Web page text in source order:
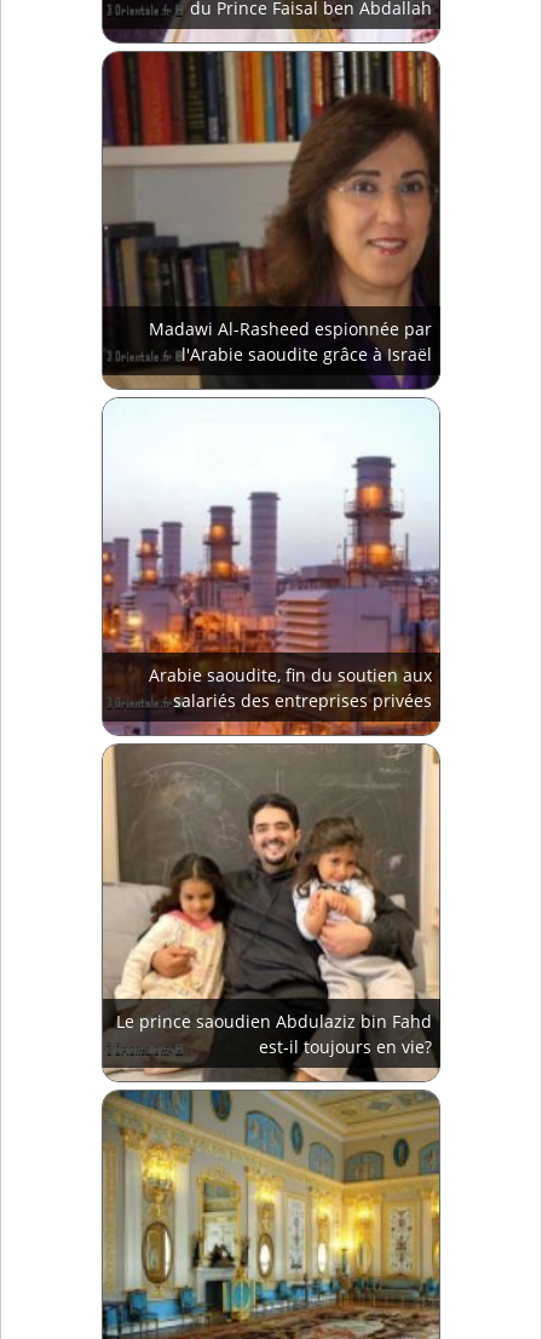
du Prince Faisal ben Abdallah
Madawi Al-Rasheed espionnée par
l'Arabie saoudite grâce à Israël
Arabie saoudite, fin du soutien aux
salariés des entreprises privées
Le prince saoudien Abdulaziz bin Fahd
est-il toujours en vie?